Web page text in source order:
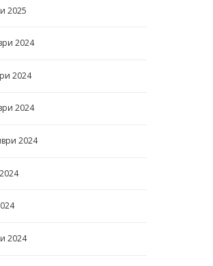
2025
2024
2024
2024
2024
2024
2024